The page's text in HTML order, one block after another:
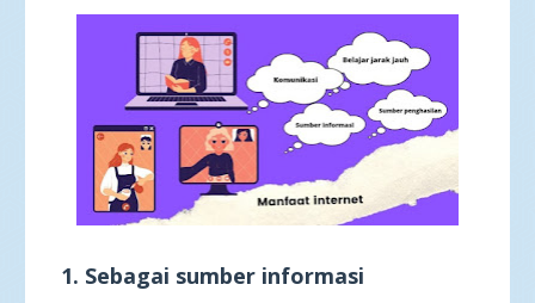
1. Sebagai sumber informasi